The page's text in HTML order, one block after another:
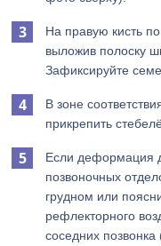
На правую кисть
выложив полоску
Зафиксируйте
В зоне
прикрепить
Если деформация
позвоночных
грудном или
рефлекторного
соседних позвонка